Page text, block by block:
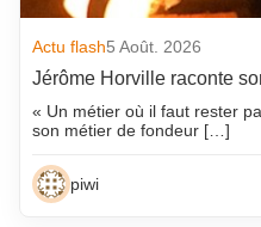
Actu flash5 Août. 2026
Jérôme Horville raconte
« Un métier où il faut rester
son métier de fondeur […]
piwi